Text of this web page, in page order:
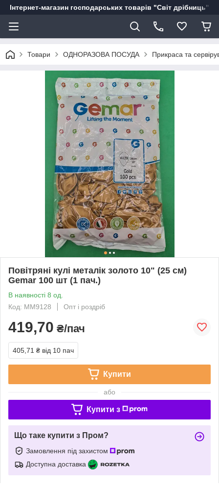
Інтернет-магазин господарських товарів "Світ дрібниць"
Товари ОДНОРАЗОВА ПОСУДА Прикраса та
Повітряні кулі металік золото 10" (25 см)
Gemar 100 шт (1 пач.)
В наявності 8 од.
Код: MM9128
Опт і роздріб
419,70 ₴/пач
405,71 ₴ від 10 пач
Купити
або
Купити з
Що таке купити з Пром?
Замовлення під захистом
Доступна доставка